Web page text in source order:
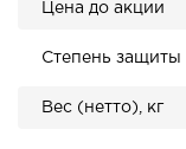
Цена до акции
Степень защиты
Вес (нетто), кг